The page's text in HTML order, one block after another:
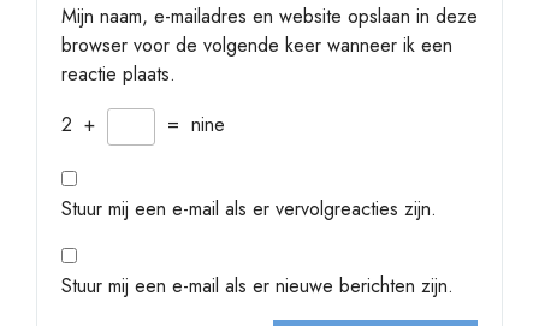
Mijn naam, e-mailadres en website opslaan in deze
browser voor de volgende keer wanneer ik een
reactie plaats.
2 + = nine
Stuur mij een e-mail als er vervolgreacties zijn.
Stuur mij een e-mail als er nieuwe berichten zijn.